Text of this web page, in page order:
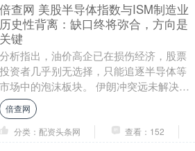
倍查网 美股半导体指数与ISM制造业
历史性背离：缺口终将弥合，方向是
关键
分析指出，油价高企已在损伤经济，股票
投资者几乎别无选择，只能追逐半导体等
市场中的泡沫板块。 伊朗冲突远未解决，
霍尔木兹海峡实际上仍处于封锁状态，谈
判前景看起来困....
倍查网
分类：配资头条网
查看：152